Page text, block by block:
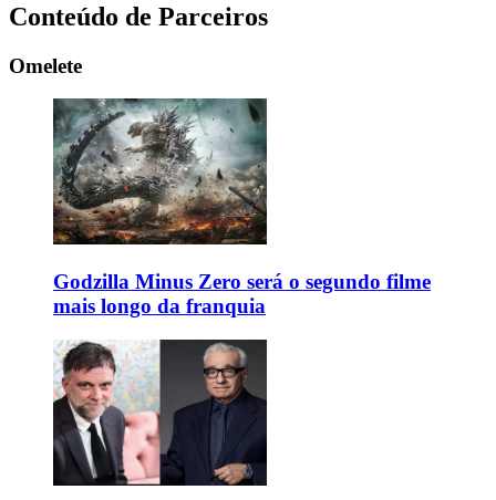
Conteúdo de Parceiros
Omelete
Godzilla Minus Zero será o segundo filme
mais longo da franquia